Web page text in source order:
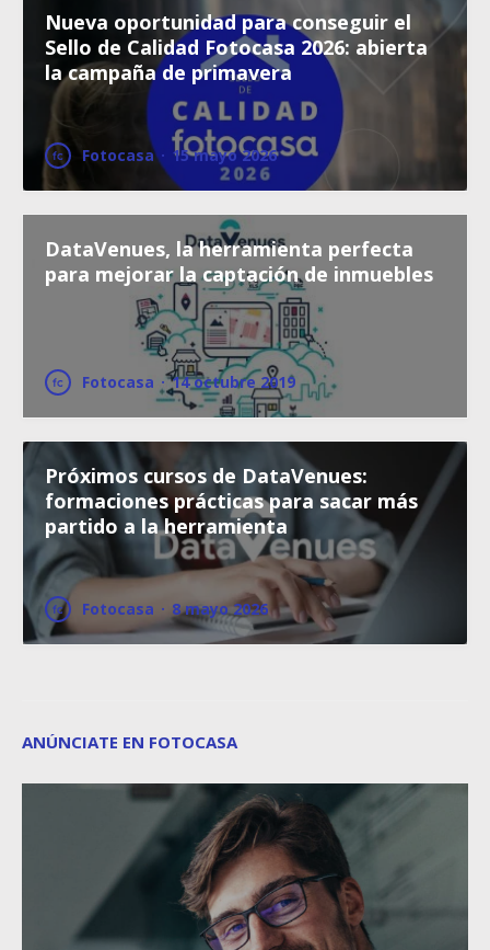
Nueva oportunidad para conseguir el
Sello de Calidad Fotocasa 2026: abierta
la campaña de primavera
Fotocasa · 15 mayo 2026
DataVenues, la herramienta perfecta
para mejorar la captación de inmuebles
Fotocasa · 14 octubre 2019
Próximos cursos de DataVenues:
formaciones prácticas para sacar más
partido a la herramienta
Fotocasa · 8 mayo 2026
ANÚNCIATE EN FOTOCASA